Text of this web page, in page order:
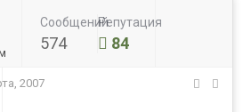
Сообщений
574
Репутация
84
2007